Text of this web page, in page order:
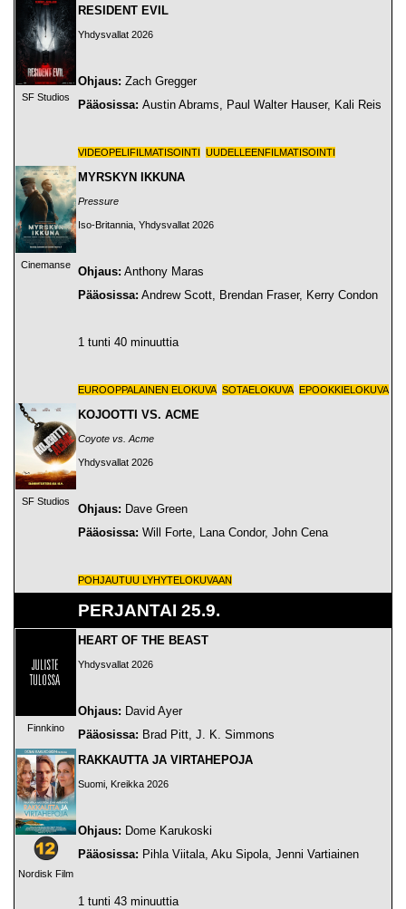
SF Studios
RESIDENT EVIL
Yhdysvallat 2026
Ohjaus: Zach Gregger
Pääosissa: Austin Abrams, Paul Walter Hauser, Kali Reis
VIDEOPELIFILMATISOINTI UUDELLEENFILMATISOINTI
Cinemanse
MYRSKYN IKKUNA
Pressure
Iso-Britannia, Yhdysvallat 2026
Ohjaus: Anthony Maras
Pääosissa: Andrew Scott, Brendan Fraser, Kerry Condon
1 tunti 40 minuuttia
EUROOPPALAINEN ELOKUVA SOTAELOKUVA EPOOKKIELOKUVA
SF Studios
KOJOOTTI VS. ACME
Coyote vs. Acme
Yhdysvallat 2026
Ohjaus: Dave Green
Pääosissa: Will Forte, Lana Condor, John Cena
POHJAUTUU LYHYTELOKUVAAN
PERJANTAI 25.9.
Finnkino
HEART OF THE BEAST
Yhdysvallat 2026
Ohjaus: David Ayer
Pääosissa: Brad Pitt, J. K. Simmons
Nordisk Film
RAKKAUTTA JA VIRTAHEPOJA
Suomi, Kreikka 2026
Ohjaus: Dome Karukoski
Pääosissa: Pihla Viitala, Aku Sipola, Jenni Vartiainen
1 tunti 43 minuuttia